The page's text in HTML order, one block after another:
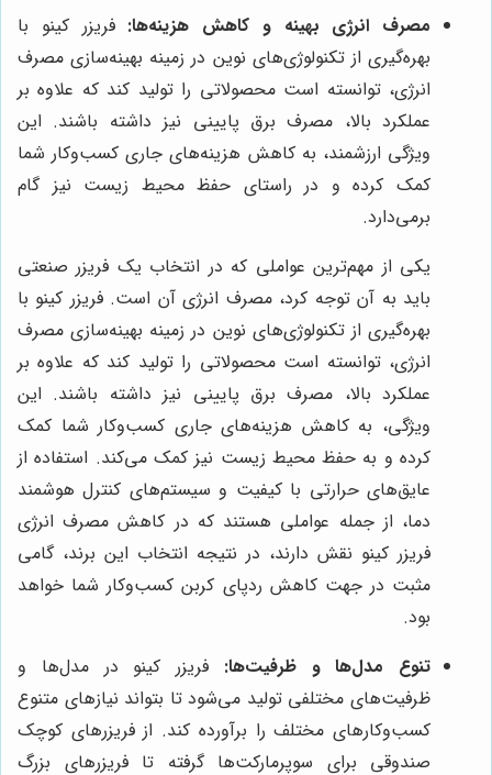
مصرف انرژی بهینه و کاهش هزینه‌ها: فریزر کینو با
بهره‌گیری از تکنولوژی‌های نوین در زمینه بهینه‌سازی مصرف
انرژی، توانسته است محصولاتی را تولید کند که علاوه بر
عملکرد بالا، مصرف برق پایینی نیز داشته باشند. این
ویژگی ارزشمند، به کاهش هزینه‌های جاری کسب‌وکار شما
کمک کرده و در راستای حفظ محیط زیست نیز گام
برمی‌دارد.
یکی از مهم‌ترین عواملی که در انتخاب یک فریزر صنعتی
باید به آن توجه کرد، مصرف انرژی آن است. فریزر کینو با
بهره‌گیری از تکنولوژی‌های نوین در زمینه بهینه‌سازی مصرف
انرژی، توانسته است محصولاتی را تولید کند که علاوه بر
عملکرد بالا، مصرف برق پایینی نیز داشته باشند. این
ویژگی، به کاهش هزینه‌های جاری کسب‌وکار شما کمک
کرده و به حفظ محیط زیست نیز کمک می‌کند. استفاده از
عایق‌های حرارتی با کیفیت و سیستم‌های کنترل هوشمند
دما، از جمله عواملی هستند که در کاهش مصرف انرژی
فریزر کینو نقش دارند، در نتیجه انتخاب این برند، گامی
مثبت در جهت کاهش ردپای کربن کسب‌وکار شما خواهد
بود.
تنوع مدل‌ها و ظرفیت‌ها: فریزر کینو در مدل‌ها و
ظرفیت‌های مختلفی تولید می‌شود تا بتواند نیازهای متنوع
کسب‌وکارهای مختلف را برآورده کند. از فریزرهای کوچک
صندوقی برای سوپرمارکت‌ها گرفته تا فریزرهای بزرگ